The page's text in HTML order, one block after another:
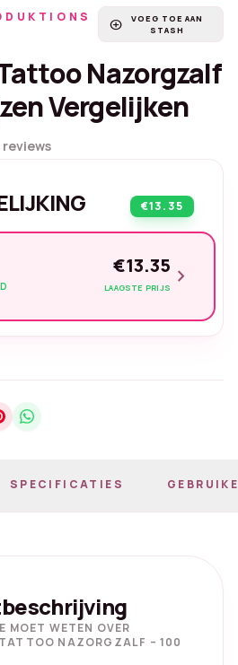
add_circle
VOEG TOE AAN
STASH
Nazorgzalf
Vergelijken
reviews
€13.35
€13.35
LAAGSTE PRIJS chevron_right
SPECIFICATIES
MOET WETEN OVER
NAZORGZALF – 100